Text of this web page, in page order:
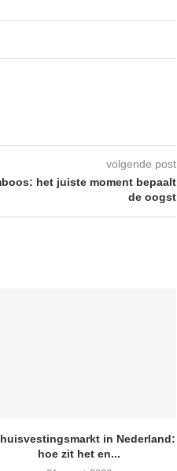
volgende post
het juiste moment bepaalt
de oogst
huisvestingsmarkt in Nederland:
hoe zit het en...